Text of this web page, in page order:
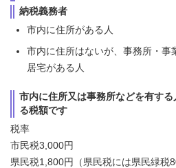
納税義務者
市内に住所がある人
市内に住所はないが、事務所・事
居宅がある人
市内に住所又は事務所などを有す
る税額です
税率
市民税3,000円
県民税1,800円（県民税には県民緑税